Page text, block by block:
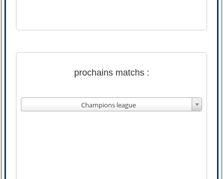
prochains matchs :
Champions league